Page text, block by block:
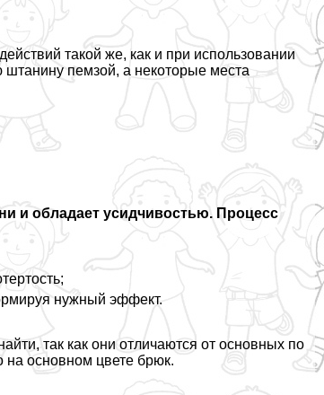
такой же, как и при использовании
пемзой, а некоторые места
и обладает усидчивостью. Процесс
нужный эффект.
так как они отличаются от основных по
на основном цвете брюк.